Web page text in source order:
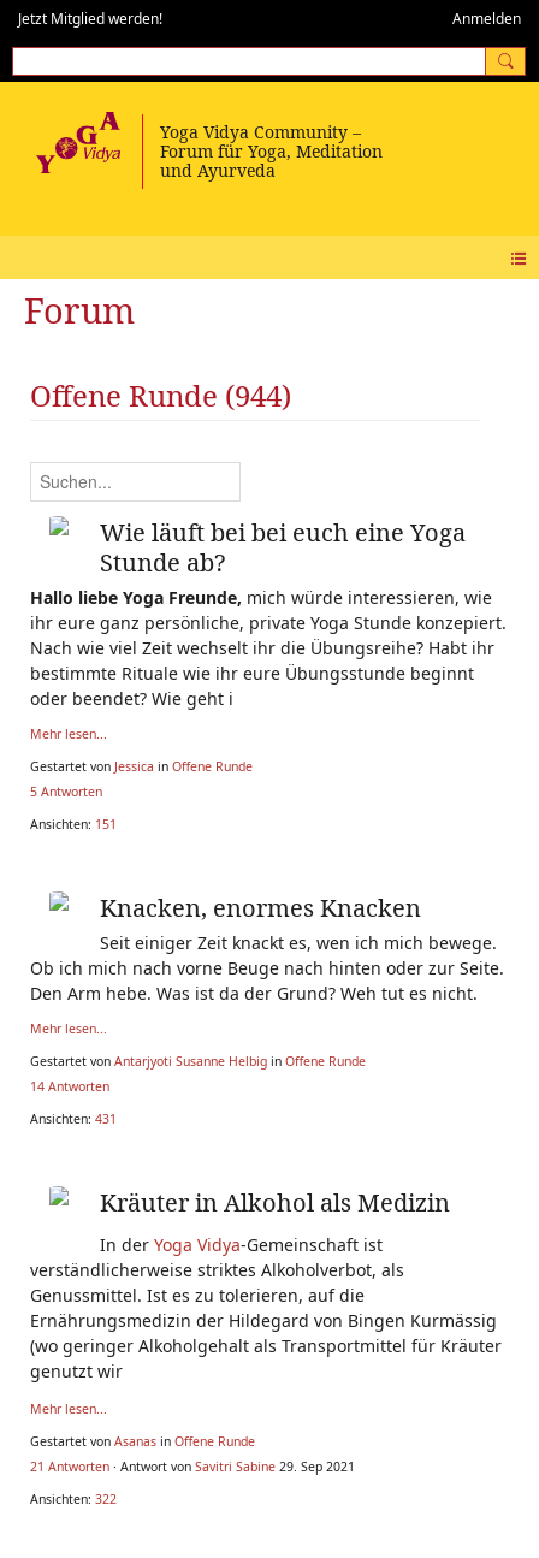
Jetzt Mitglied werden! Anmelden
Forum
Offene Runde (944)
Wie läuft bei bei euch eine Yoga
Stunde ab?
Hallo liebe Yoga Freunde, mich würde interessieren, wie
ihr eure ganz persönliche, private Yoga Stunde konzepiert.
Nach wie viel Zeit wechselt ihr die Übungsreihe? Habt ihr
bestimmte Rituale wie ihr eure Übungsstunde beginnt
oder beendet? Wie geht i
Mehr lesen...
Gestartet von Jessica in Offene Runde
5 Antworten
Ansichten: 151
Knacken, enormes Knacken
Seit einiger Zeit knackt es, wen ich mich bewege.
Ob ich mich nach vorne Beuge nach hinten oder zur Seite.
Den Arm hebe. Was ist da der Grund? Weh tut es nicht.
Mehr lesen...
Gestartet von Antarjyoti Susanne Helbig in Offene Runde
14 Antworten
Ansichten: 431
Kräuter in Alkohol als Medizin
In der Yoga Vidya-Gemeinschaft ist
verständlicherweise striktes Alkoholverbot, als
Genussmittel. Ist es zu tolerieren, auf die
Ernährungsmedizin der Hildegard von Bingen Kurmässig
(wo geringer Alkoholgehalt als Transportmittel für Kräuter
genutzt wir
Mehr lesen...
Gestartet von Asanas in Offene Runde
21 Antworten · Antwort von Savitri Sabine 29. Sep 2021
Ansichten: 322